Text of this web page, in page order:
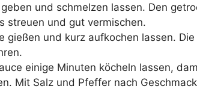
und schmelzen lassen. Den
streuen und gut vermischen.
gießen und kurz aufkochen lassen. Die
einige Minuten köcheln lassen,
Mit Salz und Pfeffer nach